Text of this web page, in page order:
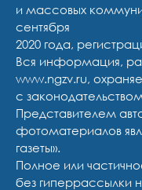
и массовых
сентября
2020 года,
Вся информация,
www.ngzv.ru,
с
Представителем
фотоматериалов
газеты».
Полное или
без гиперрассылки